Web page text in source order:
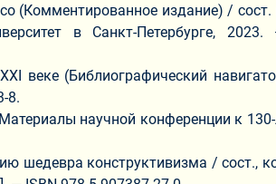
(Комментированное издание) /
в Санкт-Петербурге,
веке (Библиографический
8.
научной конференции к
шедевра конструктивизма / сост.,